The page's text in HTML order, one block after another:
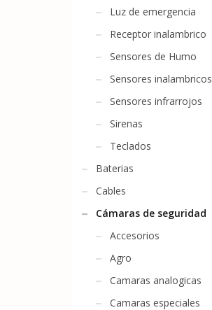
Luz de emergencia
Receptor inalambrico
Sensores de Humo
Sensores inalambricos
Sensores infrarrojos
Sirenas
Teclados
Baterias
Cables
Cámaras de seguridad
Accesorios
Agro
Camaras analogicas
Camaras especiales